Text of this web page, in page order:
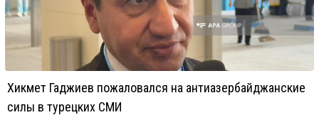
Хикмет Гаджиев пожаловался на антиазербайджанские
силы в турецких СМИ